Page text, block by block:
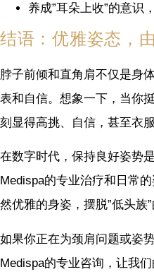
养成”耳朵上收”的意识
结语：优雅姿态，
脖子前倾和直角肩不仅是身
表和自信。想象一下，当你
刻显得高挑、自信，甚至衣
在数字时代，保持良好姿势
Medispa的专业治疗和日常
然优雅的身姿，摆脱”低头族”
如果你正在为颈肩问题或姿
Medispa的专业咨询，让我